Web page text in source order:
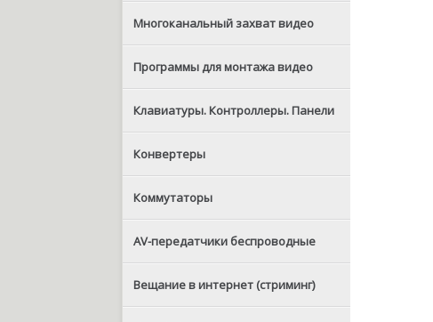
Многоканальный захват видео
Программы для монтажа видео
Клавиатуры. Контроллеры. Панели
Конвертеры
Коммутаторы
AV-передатчики беспроводные
Вещание в интернет (стриминг)